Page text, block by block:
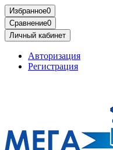
Избранное0
Сравнение0
Личный кабинет
Авторизация
Регистрация